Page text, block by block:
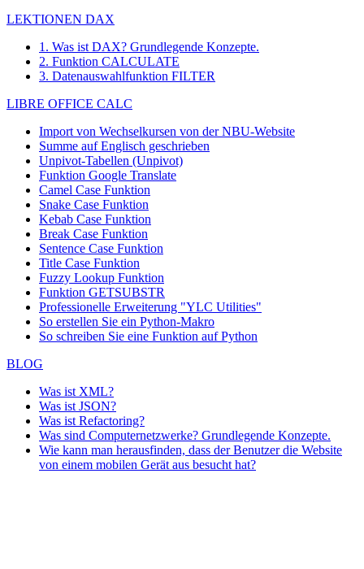
LEKTIONEN DAX
1. Was ist DAX? Grundlegende Konzepte.
2. Funktion CALCULATE
3. Datenauswahlfunktion FILTER
LIBRE OFFICE CALC
Import von Wechselkursen von der NBU-Website
Summe auf Englisch geschrieben
Unpivot-Tabellen (Unpivot)
Funktion Google Translate
Camel Case Funktion
Snake Case Funktion
Kebab Case Funktion
Break Case Funktion
Sentence Case Funktion
Title Case Funktion
Fuzzy Lookup Funktion
Funktion GETSUBSTR
Professionelle Erweiterung "YLC Utilities"
So erstellen Sie ein Python-Makro
So schreiben Sie eine Funktion auf Python
BLOG
Was ist XML?
Was ist JSON?
Was ist Refactoring?
Was sind Computernetzwerke? Grundlegende Konzepte.
Wie kann man herausfinden, dass der Benutzer die Website
von einem mobilen Gerät aus besucht hat?